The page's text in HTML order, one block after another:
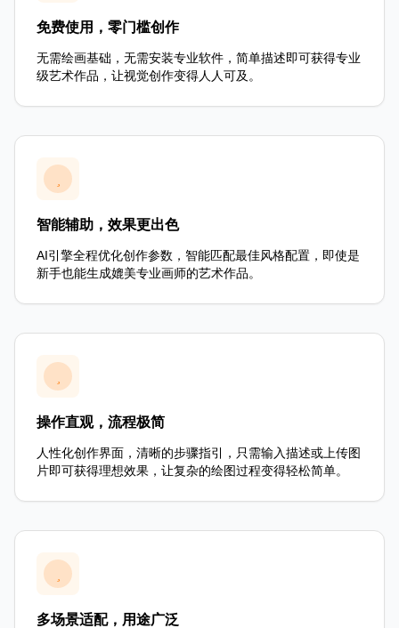
免费使用，零门槛创作
无需绘画基础，无需安装专业软件，简单描述即可获得专业
级艺术作品，让视觉创作变得人人可及。
智能辅助，效果更出色
AI引擎全程优化创作参数，智能匹配最佳风格配置，即使是
新手也能生成媲美专业画师的艺术作品。
操作直观，流程极简
人性化创作界面，清晰的步骤指引，只需输入描述或上传图
片即可获得理想效果，让复杂的绘图过程变得轻松简单。
多场景适配，用途广泛